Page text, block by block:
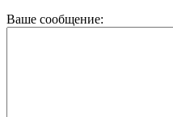
Ваше сообщение: